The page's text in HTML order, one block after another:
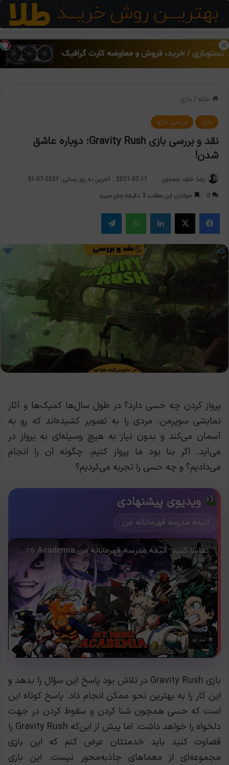
منو
خانه / بازی
بازی بررسی بازی
نقد و بررسی بازی Gravity Rush؛ دوباره عاشق
شدن!
رضا خلف چعباوی 2021-07-11
آخرین به روز رسانی: 2021-07-31
0
خواندن این مطلب 3 دقیقه زمان میبرد
فیس بوک X لینکدین واتس آپ تلگرام
پرواز کردن چه حسی دارد؟ در طول سال‌ها کمیک‌ها و آثار
نمایشی سوپرمن، مردی را به تصویر کشیده‌اند که رو به
آسمان می‌کند و بدون نیاز به هیچ وسیله‌ای به پرواز در
می‌آید. اگر بنا بود ما پرواز کنیم، چگونه آن را انجام
می‌دادیم؟ و چه حسی را تجربه می‌کردیم؟
ویدیوی پیشنهادی
انیمه مدرسه قهرمانانه من
بازی Gravity Rush در تلاش بود پاسخ این سؤال را بدهد و
این کار را به بهترین نحو ممکن انجام داد. پاسخ کوتاه این
است که حسی همچون شنا کردن و سقوط کردن در جهت
دلخواه را خواهد داشت. اما پیش از این‌که Gravity Rush را
قضاوت کنید باید خدمتتان عرض کنم که این بازی
مجموعه‌ای از معماهای جاذبه‌محور نیست. این بازی